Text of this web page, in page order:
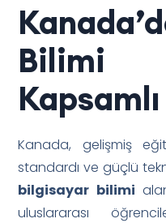
Bilimi
Kanada, gelişmiş
standardı ve güçlü
bilgisayar bilimi
uluslararası